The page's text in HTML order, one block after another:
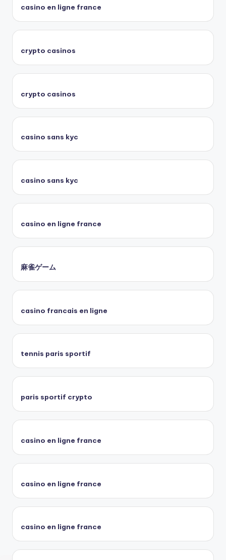
casino en ligne france
crypto casinos
crypto casinos
casino sans kyc
casino sans kyc
casino en ligne france
麻雀ゲーム
casino francais en ligne
tennis paris sportif
paris sportif crypto
casino en ligne france
casino en ligne france
casino en ligne france